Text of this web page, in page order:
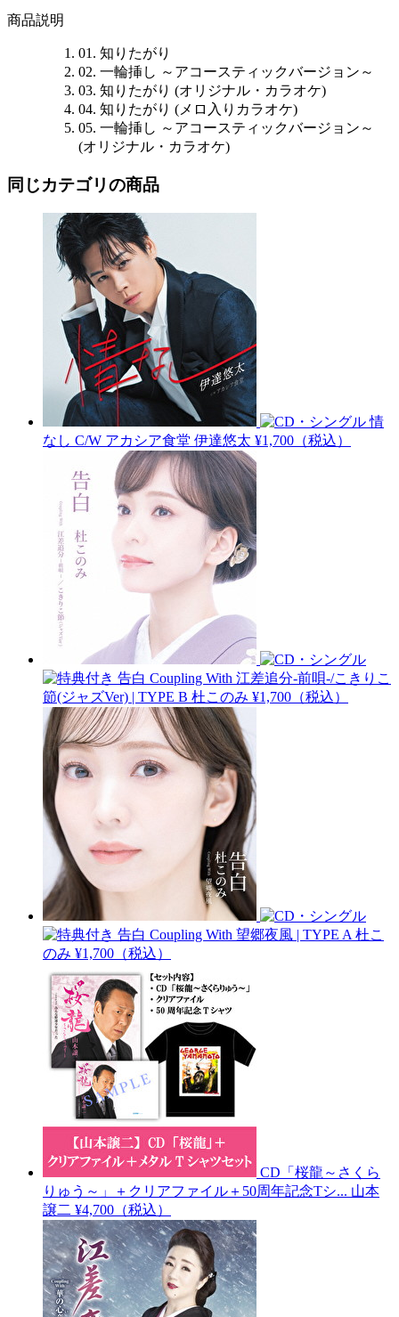
商品説明
01. 知りたがり
02. 一輪挿し ～アコースティックバージョン～
03. 知りたがり (オリジナル・カラオケ)
04. 知りたがり (メロ入りカラオケ)
05. 一輪挿し ～アコースティックバージョン～
(オリジナル・カラオケ)
同じカテゴリの商品
情
なし C/W アカシア食堂 伊達悠太 ¥1,700（税込）
告白 Coupling With 江差追分-前唄-/こきりこ
節(ジャズVer) | TYPE B 杜このみ ¥1,700（税込）
告白 Coupling With 望郷夜風 | TYPE A 杜こ
のみ ¥1,700（税込）
CD「桜龍～さくら
りゅう～」＋クリアファイル＋50周年記念Tシ... 山本
譲二 ¥4,700（税込）